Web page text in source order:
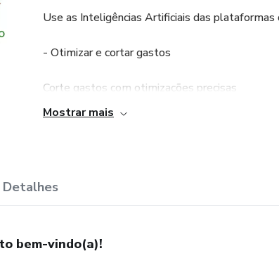
Use as Inteligências Artificiais das plataformas
- Otimizar e cortar gastos
Corte gastos com otimizações precisas
Aprenda a configurar rapidamente a
Mostrar mais
Detalhes
bem-vindo(a)!